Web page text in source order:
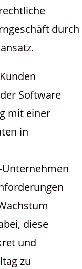
durch
Software
mit einer
in
diese
und
zu